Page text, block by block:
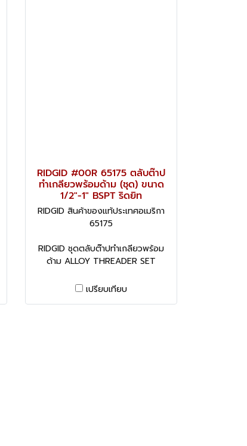
RIDGID #00R 65175 ตลับต๊าป
ทำเกลียวพร้อมด้าม (ชุด) ขนาด
1/2"-1" BSPT ริดยิท
RIDGID สินค้าของแท้ประเทศอเมริกา
65175
RIDGID ชุดตลับต๊าปทำเกลียวพร้อม
ด้าม ALLOY THREADER SET
เปรียบเทียบ